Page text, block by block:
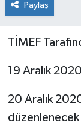
Paylaş
TİMEF
19 Aralık
20 Aralık
düzenlenecek
YEREL